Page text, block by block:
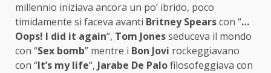
millennio iniziava ancora un po’ ibrido, poco
timidamente si faceva avanti Britney Spearscon “…
Oops! I did it again“, Tom Jonesseduceva il mondo
con “Sex bomb” mentre i Bon Jovi rockeggiavano
con “It’s my life“, Jarabe De Palofilosofeggiava con